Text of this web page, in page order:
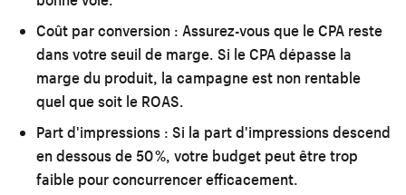
Coût par conversion : Assurez-vous que le CPA reste
dans votre seuil de marge. Si le CPA dépasse la
marge du produit, la campagne est non rentable
quel que soit le ROAS.
Part d'impressions : Si la part d'impressions descend
en dessous de 50 %, votre budget peut être trop
faible pour concurrencer efficacement.